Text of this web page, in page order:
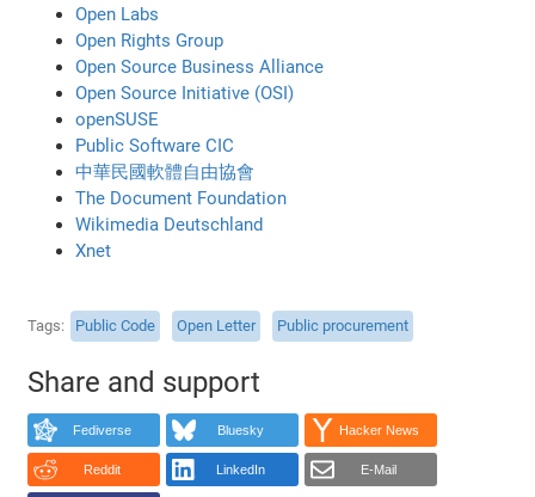
Open Labs
Open Rights Group
Open Source Business Alliance
Open Source Initiative (OSI)
openSUSE
Public Software CIC
中華民國軟體自由協會
The Document Foundation
Wikimedia Deutschland
Xnet
Tags Public Code Open Letter Public procurement
Share and support
Fediverse Bluesky Hacker News
Reddit LinkedIn E-Mail